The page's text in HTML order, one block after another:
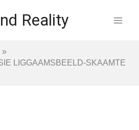
Reality
LIGGAAMSBEELD-SKAAMTE